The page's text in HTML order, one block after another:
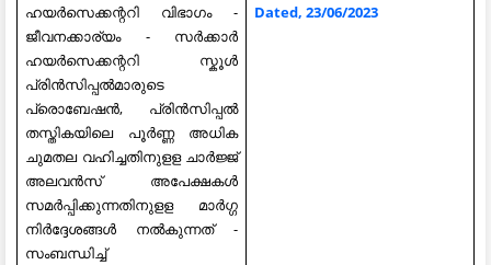
ഹയർസെക്കന്ററി വിഭാഗം -
ജീവനക്കാര്യം - സർക്കാർ
ഹയർസെക്കന്ററി സ്കൂൾ
പ്രിൻസിപ്പൽമാരുടെ
പ്രൊബേഷൻ, പ്രിൻസിപ്പൽ
തസ്തികയിലെ പൂർണ്ണ അധിക
ചുമതല വഹിച്ചതിനുളള ചാർജ്ജ്
അലവൻസ് അപേക്ഷകൾ
സമർപ്പിക്കുന്നതിനുളള മാർഗ്ഗ
നിർദ്ദേശങ്ങൾ നൽകുന്നത് -
സംബന്ധിച്ച്
Dated, 23/06/2023